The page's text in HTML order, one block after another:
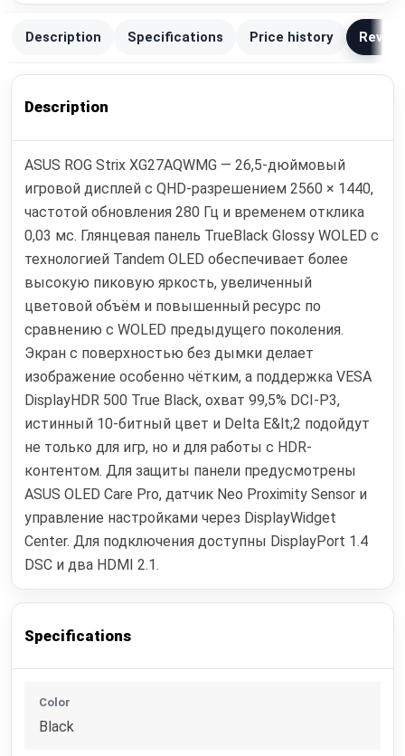
Description Specifications Price history
Description
ASUS ROG Strix XG27AQWMG — 26,5-дюймовый
игровой дисплей с QHD-разрешением 2560 × 1440,
частотой обновления 280 Гц и временем отклика
0,03 мс. Глянцевая панель TrueBlack Glossy WOLED с
технологией Tandem OLED обеспечивает более
высокую пиковую яркость, увеличенный
цветовой объём и повышенный ресурс по
сравнению с WOLED предыдущего поколения.
Экран с поверхностью без дымки делает
изображение особенно чётким, а поддержка VESA
DisplayHDR 500 True Black, охват 99,5% DCI-P3,
истинный 10-битный цвет и Delta E&lt;2 подойдут
не только для игр, но и для работы с HDR-
контентом. Для защиты панели предусмотрены
ASUS OLED Care Pro, датчик Neo Proximity Sensor и
управление настройками через DisplayWidget
Center. Для подключения доступны DisplayPort 1.4
DSC и два HDMI 2.1.
Specifications
Color
Black